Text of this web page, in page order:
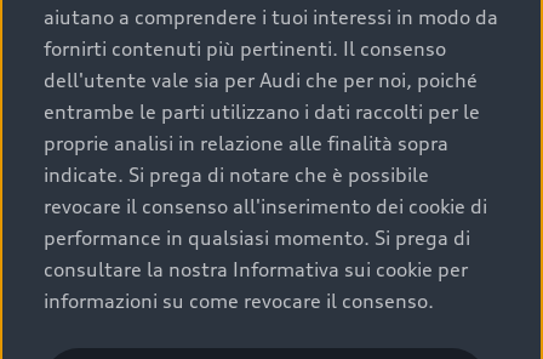
condizioni della carrozzeria e degli interni: una
buona conservazione evidenzia cura e attenzione del
precedente proprietario;
efficienza meccanica: motore, trasmissione e
componenti principali in ottimo stato garantiscono
prestazioni affidabili e sicure.
Acquistare un’auto usata in una Concessionaria ufficiale
Audi che offre l’usato garantito tramite Audi Prima
Scelta :plus, significa affidarsi ad un prodotto che viene
sottoposto a 110 controlli approfonditi e coperto da
garanzia fino a 4 anni per una maggiore tutela del tuo
aiutano a comprendere i tuoi interessi in modo da
fornirti contenuti più pertinenti. Il consenso
dell'utente vale sia per Audi che per noi, poiché
entrambe le parti utilizzano i dati raccolti per le
proprie analisi in relazione alle finalità sopra
indicate. Si prega di notare che è possibile
revocare il consenso all'inserimento dei cookie di
performance in qualsiasi momento. Si prega di
consultare la nostra Informativa sui cookie per
informazioni su come revocare il consenso.